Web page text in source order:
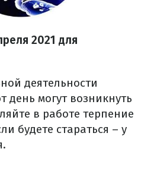
2021 для
деятельности
день могут возникнуть
в работе терпение
будете стараться – у